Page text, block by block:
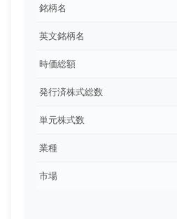
銘柄名
英文銘柄名
時価総額
発行済株式総数
単元株式数
業種
市場